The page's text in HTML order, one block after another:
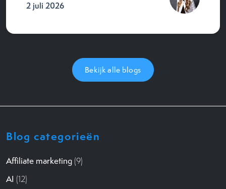
2 juli 2026
Bekijk alle blogs
Blog categorieën
Affiliate marketing (9)
AI (12)